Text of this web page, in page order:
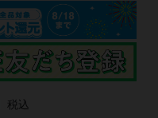
税込